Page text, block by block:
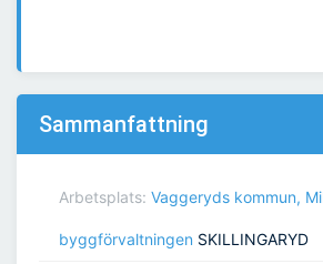
Sammanfattning
Arbetsplats: Vaggeryds kommun,
byggförvaltningen SKILLINGARYD